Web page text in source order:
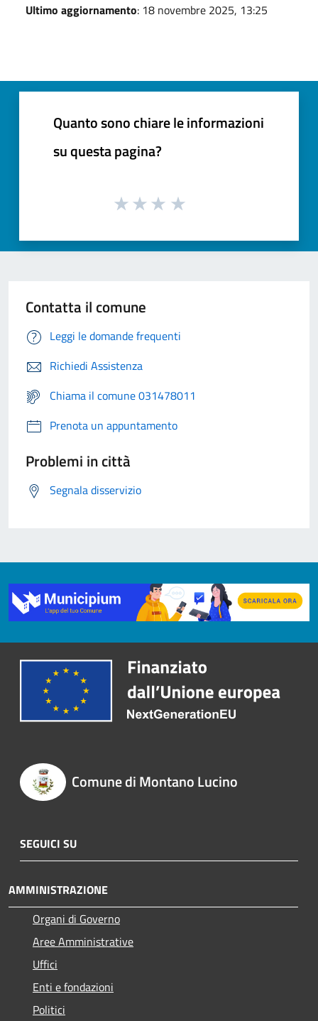
Ultimo aggiornamento: 18 novembre 2025, 13:25
Quanto sono chiare le informazioni
su questa pagina?
Contatta il comune
Leggi le domande frequenti
Richiedi Assistenza
Chiama il comune 031478011
Prenota un appuntamento
Problemi in città
Segnala disservizio
Comune di Montano Lucino
SEGUICI SU
AMMINISTRAZIONE
Organi di Governo
Aree Amministrative
Uffici
Enti e fondazioni
Politici